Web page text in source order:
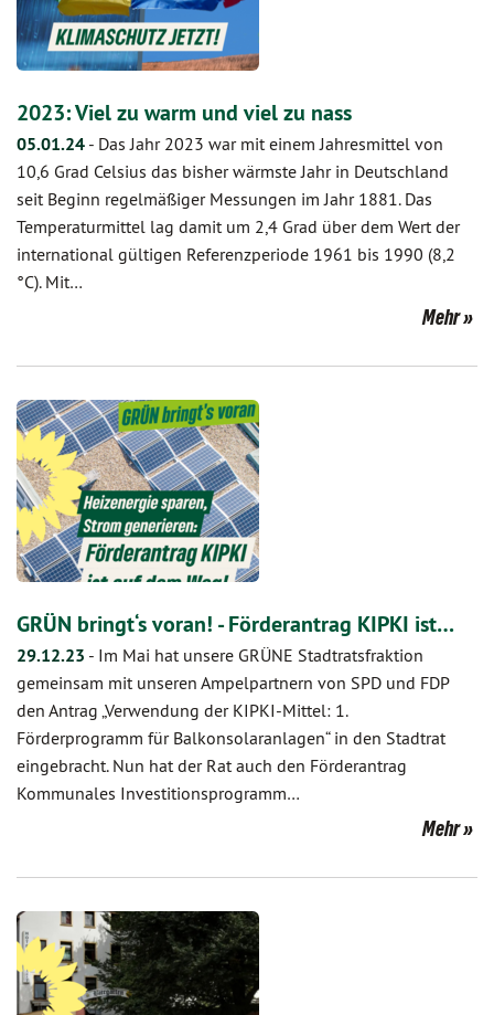
2023: Viel zu warm und viel zu nass
05.01.24 - Das Jahr 2023 war mit einem Jahresmittel von
10,6 Grad Celsius das bisher wärmste Jahr in Deutschland
seit Beginn regelmäßiger Messungen im Jahr 1881. Das
Temperaturmittel lag damit um 2,4 Grad über dem Wert der
international gültigen Referenzperiode 1961 bis 1990 (8,2
°C). Mit…
Mehr
GRÜN bringt‘s voran! - Förderantrag KIPKI ist…
29.12.23 - Im Mai hat unsere GRÜNE Stadtratsfraktion
gemeinsam mit unseren Ampelpartnern von SPD und FDP
den Antrag „Verwendung der KIPKI-Mittel: 1.
Förderprogramm für Balkonsolaranlagen“ in den Stadtrat
eingebracht. Nun hat der Rat auch den Förderantrag
Kommunales Investitionsprogramm…
Mehr